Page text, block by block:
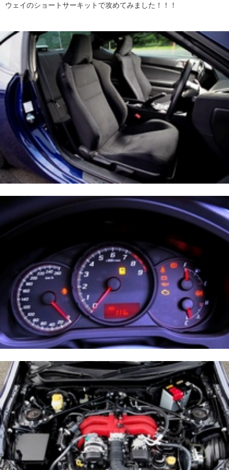
ウェイのショートサーキットで攻めてみました！！！